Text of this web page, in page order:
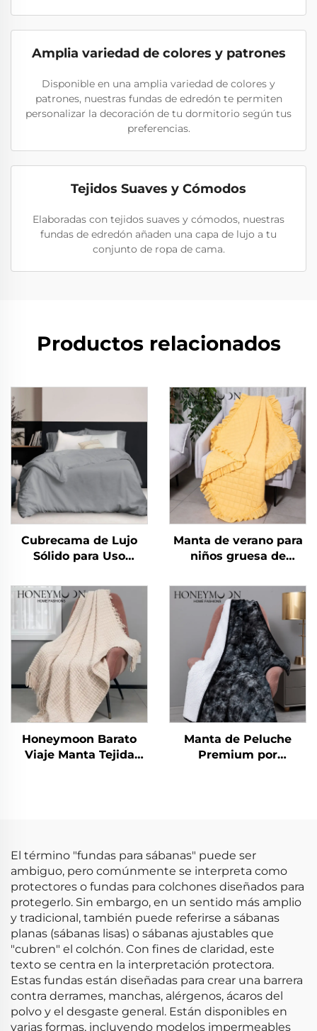
Amplia variedad de colores y patrones
Disponible en una amplia variedad de colores y
patrones, nuestras fundas de edredón te permiten
personalizar la decoración de tu dormitorio según tus
preferencias.
Tejidos Suaves y Cómodos
Elaboradas con tejidos suaves y cómodos, nuestras
fundas de edredón añaden una capa de lujo a tu
conjunto de ropa de cama.
Productos relacionados
Cubrecama de Lujo
Sólido para Uso
Algodón Lavado de
Alta Calidad y
Transpirable
Manta de verano para
niños gruesa de
para recién nacidos,
manta de regalo de
Navidad, tamaño
queen, con volantes
Honeymoon Barato
Viaje Manta Tejida
Manta de Peluche
Premium por
Todas las Temporadas
El término "fundas para sábanas" puede ser
ambiguo, pero comúnmente se interpreta como
protectores o fundas para colchones diseñados para
protegerlo. Sin embargo, en un sentido más amplio
y tradicional, también puede referirse a sábanas
planas (sábanas lisas) o sábanas ajustables que
"cubren" el colchón. Con fines de claridad, este
texto se centra en la interpretación protectora.
Estas fundas están diseñadas para crear una barrera
contra derrames, manchas, alérgenos, ácaros del
polvo y el desgaste general. Están disponibles en
varias formas, incluyendo modelos impermeables